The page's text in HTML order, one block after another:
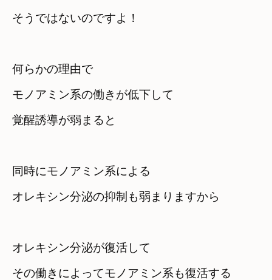
そうではないのですよ！
何らかの理由で
モノアミン系の働きが低下して
覚醒誘導が弱まると
同時にモノアミン系による
オレキシン分泌の抑制も弱まりますから
オレキシン分泌が復活して
その働きによってモノアミン系も復活する